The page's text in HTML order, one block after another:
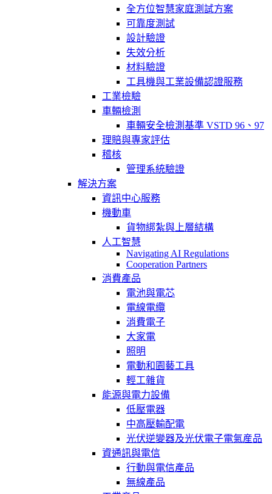
全方位智慧家庭測試方案
可靠度測試
設計驗證
失效分析
材料驗證
工具機與工業設備認證服務
工業檢驗
車輛檢測
車輛安全檢測基準 VSTD 96、97
理賠與專家評估
稽核
管理系統驗證
解決方案
資訊中心服務
機動車
貨物綁紮與上層結構
人工智慧
Navigating AI Regulations
Cooperation Partners
消費產品
電池與電芯
電線電纜
消費電子
大家電
照明
電動和園藝工具
輕工雜貨
能源與電力設備
低壓電器
中高壓輸配電
光伏逆變器及光伏電子電氣産品
資通訊與電信
行動與電信產品
無線產品